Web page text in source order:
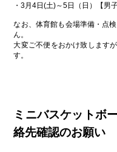
・3月4日(土)～5日（日）【男
なお、体育館も会場準備・点
ん。
大変ご不便をおかけ致します
す。
ミニバスケットボ
絡先確認のお願い